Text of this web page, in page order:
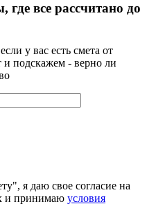
где все рассчитано до
у вас есть смета от
и подскажем - верно ли
я даю свое согласие на
и принимаю условия